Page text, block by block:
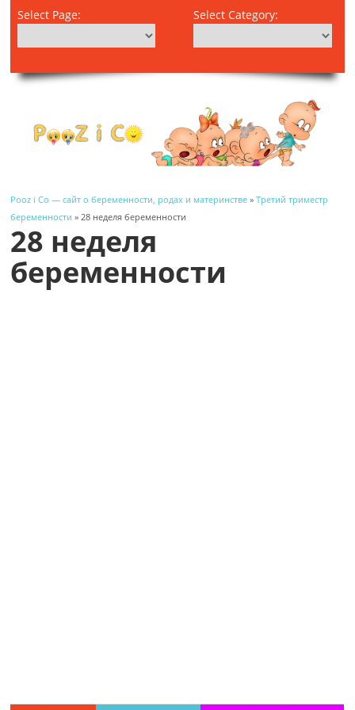
Select Page: Select Category:
Pooz i Co — сайт о беременности, родах и материнстве »Третий триместр
беременности » 28 неделя беременности
28 неделя
беременности